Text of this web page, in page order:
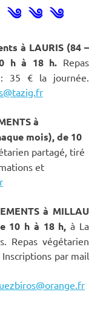
༄ ༄ ༄
à LAURIS (84 –
h à 18 h. Repas
35 € la journée.
à
mois), de 10
partagé, tiré
et
à MILLAU
10 h à 18 h,à La
Repas végétarien
par mail